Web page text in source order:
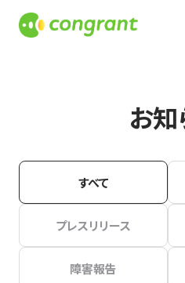
お知
すべて
プレスリリース
障害報告